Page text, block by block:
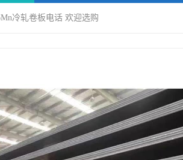
冷轧卷板电话 欢迎选购